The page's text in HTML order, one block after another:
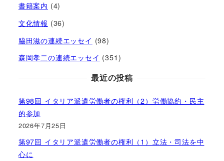
書籍案内 (4)
文化情報 (36)
脇田滋の連続エッセイ (98)
森岡孝二の連続エッセイ (351)
最近の投稿
第98回 イタリア派遣労働者の権利（2）労働協約・民主
的参加
2026年7月25日
第97回 イタリア派遣労働者の権利（1）立法・司法を中
心に